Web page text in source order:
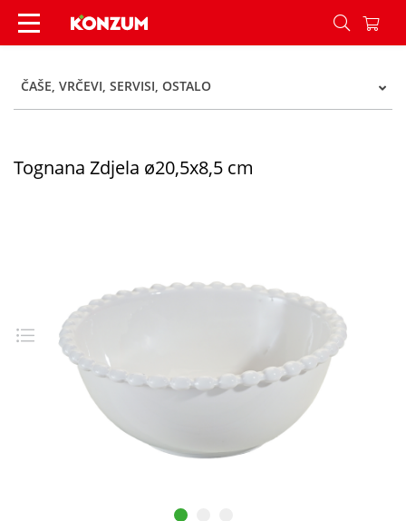
Tognana Zdjela ø20,5x8,5 cm - Konzum
ČAŠE, VRČEVI, SERVISI, OSTALO
Tognana Zdjela ø20,5x8,5 cm